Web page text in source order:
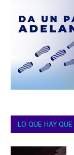
LO QUE HAY QUE